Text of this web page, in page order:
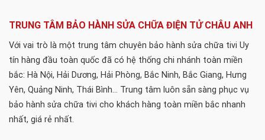
TRUNG TÂM BẢO HÀNH SỬA CHỮA ĐIỆN TỬ CHÂU ANH
Với vai trò là một trung tâm chuyên bảo hành sửa chữa tivi Uy
tín hàng đầu toàn quốc đã có hệ thống chi nhánh toàn miền
bắc: Hà Nội, Hải Dương, Hải Phòng, Bắc Ninh, Bắc Giang, Hưng
Yên, Quảng Ninh, Thái Bình... Trung tâm luôn sẵn sàng phục vụ
bảo hành sửa chữa tivi cho khách hàng toàn miền bắc nhanh
nhất, giá rẻ nhất.